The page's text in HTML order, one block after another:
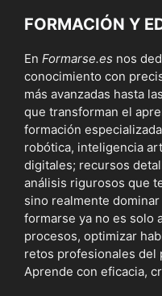
FORMACIÓN Y
En Formarse.es nos
conocimiento con
más avanzadas hasta
que transforman el
formación
robótica, inteligencia
digitales; recursos
análisis rigurosos que
sino realmente
formarse ya no es solo
procesos, optimizar
retos profesionales del
Aprende con eficacia,